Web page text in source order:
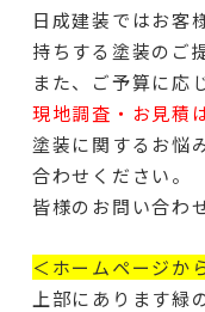
日成建装ではお客
持ちする塗装のご
また、ご予算に応
現地調査・お見積
塗装に関するお悩
合わせください。
皆様のお問い合わ
＜ホームページか
上部にあります